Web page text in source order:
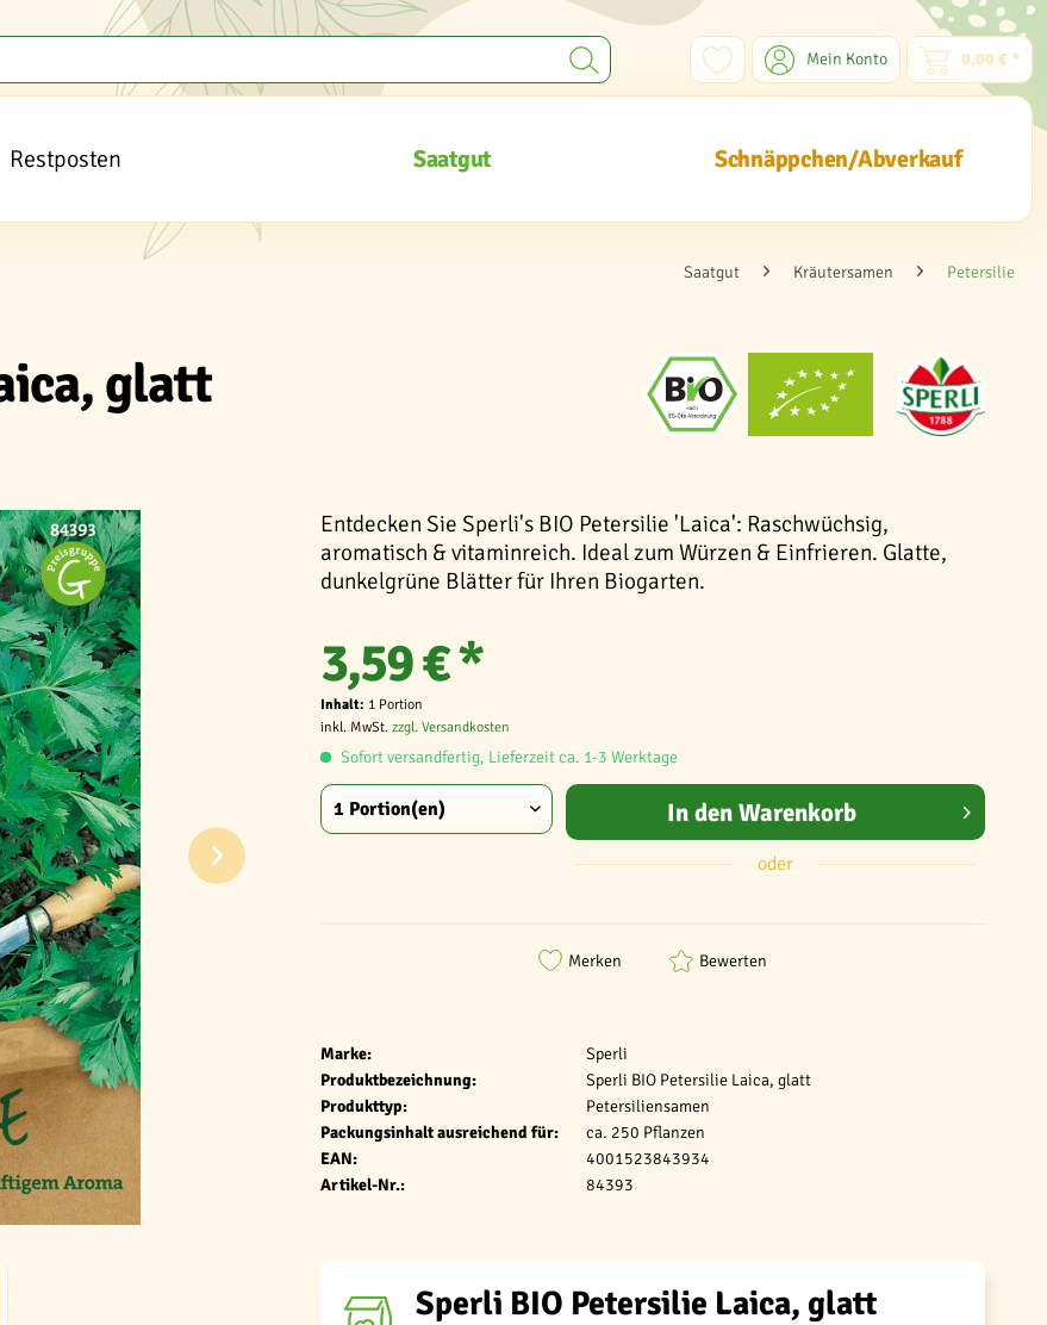
Mein Konto 0,00 € *
Restposten Saatgut Schnäppchen/Abverkauf
Saatgut Kräutersamen Petersilie
glatt
Entdecken Sie Sperli's BIO Petersilie 'Laica': Raschwüchsig,
aromatisch & vitaminreich. Ideal zum Würzen & Einfrieren. Glatte,
dunkelgrüne Blätter für Ihren Biogarten.
Marke:
Sperli
Produktbezeichnung:
Sperli BIO Petersilie Laica, glatt
Produkttyp:
Petersiliensamen
Packungsinhalt ausreichend für:
ca. 250 Pflanzen
EAN:
4001523843934
Artikel-Nr.:
84393
3,59 € *
Inhalt: 1 Portion
inkl. MwSt. zzgl. Versandkosten
Sofort versandfertig, Lieferzeit ca. 1-3 Werktage
In den Warenkorb
oder
Merken Bewerten
Sperli BIO Petersilie Laica, glatt